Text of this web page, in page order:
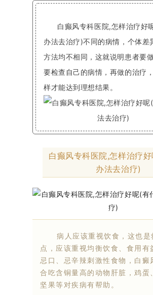
白癫风专科医院,怎样治疗好
办法去治疗)不同的病情，个体差
方法均不相同，这就说明患者要
要检查自己的病情，再做的治疗
样才能达到理想结果。
白癫风专科医院,怎样治疗
办法去治疗)
病人应该重视饮食，这也是
点，应该重视均衡饮食、食用有
忌口、忌辛辣刺激性食物，白癜
合吃含铜量高的动物肝脏，鸡蛋
坚果等对疾病有帮助。